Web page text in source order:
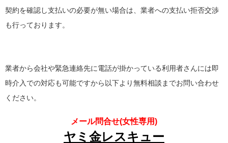
契約を確認し支払いの必要が無い場合は、業者への支払い拒否交渉
も行っております。
業者から会社や緊急連絡先に電話が掛かっている利用者さんには即
時介入での対応も可能ですから以下より無料相談までお問い合わせ
ください。
メール問合せ(女性専用)
ヤミ金レスキュー